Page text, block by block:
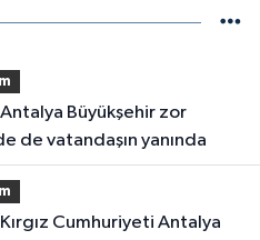
de vatandaşın yanında